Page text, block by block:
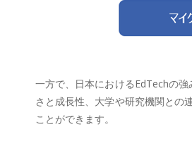
一方で、日本におけるEdTechの
さと成長性、大学や研究機関との
ことができます。